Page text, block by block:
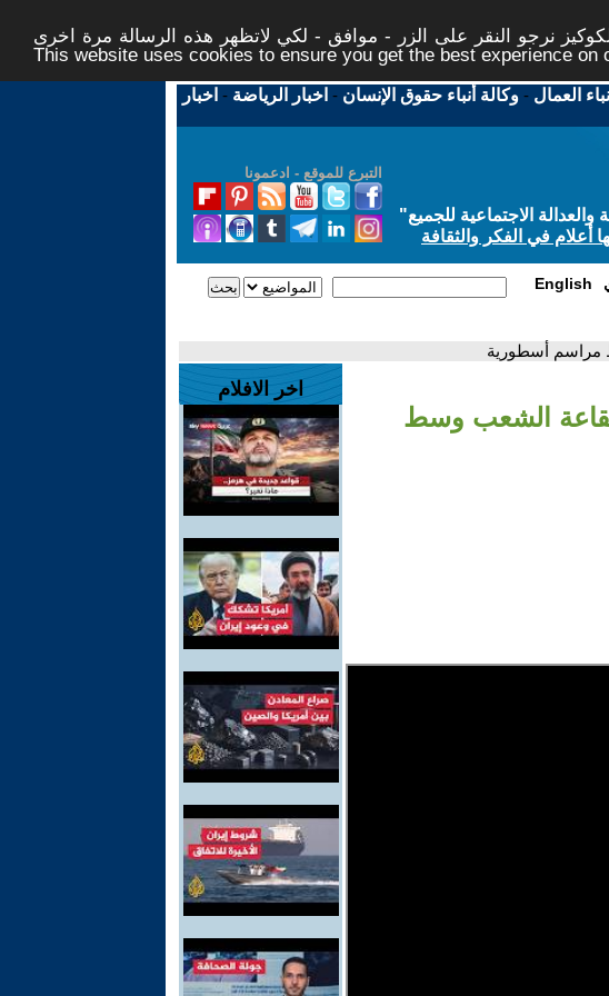
نرجو النقر على الزر - موافق - لكي لاتظهر هذه الرسالة مرة اخرى -
This website uses cookies to ensure you get the best experience on
العمال -وكالة أنباء حقوق الإنسان - اخبار الرياضة - اخبار
التبرع للموقع - ادعمونا
الاجتماعية للجميع"
أعلام في الفكر والثقافة
English
مراسم أسطورية
بقاعة الشعب وسط
اخر الافلام